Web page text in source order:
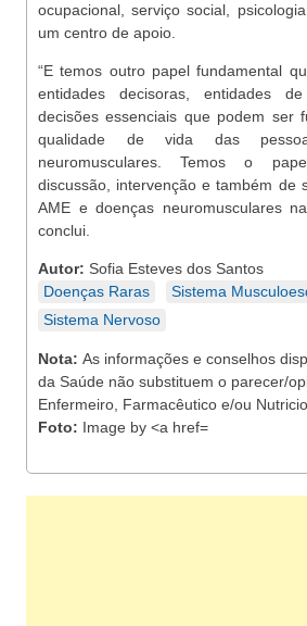
ocupacional, serviço social,
um centro de apoio.
“E temos outro papel fundamental
entidades decisoras, entidades
decisões essenciais que podem ser
qualidade de vida das
neuromusculares. Temos o
discussão, intervenção e também de
AME e doenças neuromusculares
conclui.
Autor: Sofia Esteves dos Santos
Doenças Raras
Sistema
Sistema Nervoso
Nota: As informações e conselhos
da Saúde não substituem o parecer/
Enfermeiro, Farmacêutico e/ou
Foto: Image by <a href=